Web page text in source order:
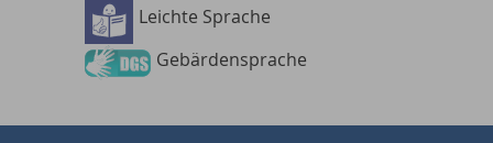
Barrierefreiheit
Leichte Sprache
Gebärdensprache